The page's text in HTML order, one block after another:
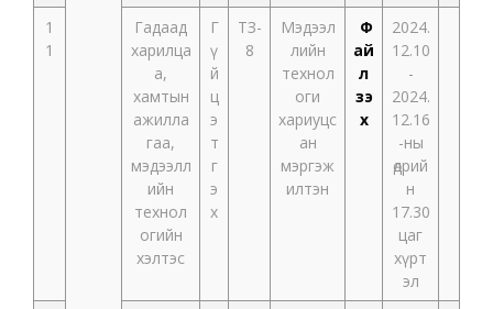
1
1
Гадаад
харилца
а,
хамтын
ажилла
гаа,
мэдээлл
ийн
технол
огийн
хэлтэс
Г
ү
й
ц
э
т
г
э
х
ТЗ-
8
Мэдээл
лийн
технол
оги
хариуцс
ан
мэргэж
илтэн
Ф
ай
л
үзэ
х
2024.
12.10
-
2024.
12.16
-ны
өдрий
н
17.30
цаг
хүрт
эл